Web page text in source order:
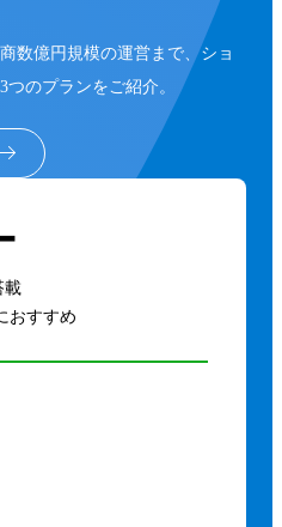
数億円規模の運営まで、ショ
のプランをご紹介。
載
おすすめ